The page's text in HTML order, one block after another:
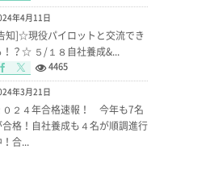
年4月11日
知]☆現役パイロットと交流でき
！？☆ ５/１８自社養成&...
4465
年3月21日
０２４年合格速報！ 今年も7名
合格！自社養成も４名が順調進行
！合...